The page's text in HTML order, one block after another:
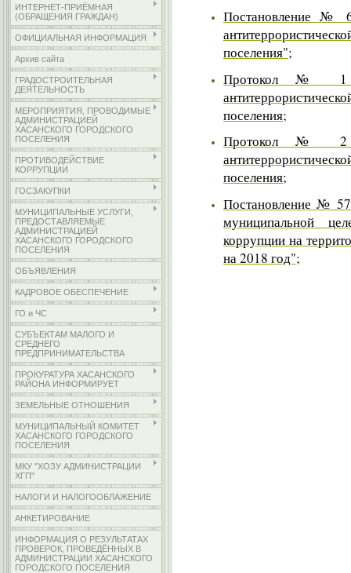
ИНТЕРНЕТ-ПРИЁМНАЯ
(ОБРАЩЕНИЯ ГРАЖДАН)
ОФИЦИАЛЬНАЯ ИНФОРМАЦИЯ
Архив сайта
ГРАДОСТРОИТЕЛЬНАЯ
ДЕЯТЕЛЬНОСТЬ
МЕРОПРИЯТИЯ, ПРОВОДИМЫЕ
АДМИНИСТРАЦИЕЙ
ХАСАНСКОГО ГОРОДСКОГО
ПОСЕЛЕНИЯ
ПРОТИВОДЕЙСТВИЕ
КОРРУПЦИИ
ГОСЗАКУПКИ
МУНИЦИПАЛЬНЫЕ УСЛУГИ,
ПРЕДОСТАВЛЯЕМЫЕ
АДМИНИСТРАЦИЕЙ
ХАСАНСКОГО ГОРОДСКОГО
ПОСЕЛЕНИЯ
ОБЪЯВЛЕНИЯ
КАДРОВОЕ ОБЕСПЕЧЕНИЕ
ГО и ЧС
СУБЪЕКТАМ МАЛОГО И
СРЕДНЕГО
ПРЕДПРИНИМАТЕЛЬСТВА
ПРОКУРАТУРА ХАСАНСКОГО
РАЙОНА ИНФОРМИРУЕТ
ЗЕМЕЛЬНЫЕ ОТНОШЕНИЯ
МУНИЦИПАЛЬНЫЙ КОМИТЕТ
ХАСАНСКОГО ГОРОДСКОГО
ПОСЕЛЕНИЯ
МКУ "ХОЗУ АДМИНИСТРАЦИИ
ХГП"
НАЛОГИ И НАЛОГООБЛАЖЕНИЕ
АНКЕТИРОВАНИЕ
ИНФОРМАЦИЯ О РЕЗУЛЬТАТАХ
ПРОВЕРОК, ПРОВЕДЁННЫХ В
АДМИНИСТРАЦИИ ХАСАНСКОГО
ГОРОДСКОГО ПОСЕЛЕНИЯ
Постановление №
поселения";
Протокол № 1
поселения;
Протокол № 2
поселения;
Постановление №
муниципальной
коррупции на
на 2018 год";